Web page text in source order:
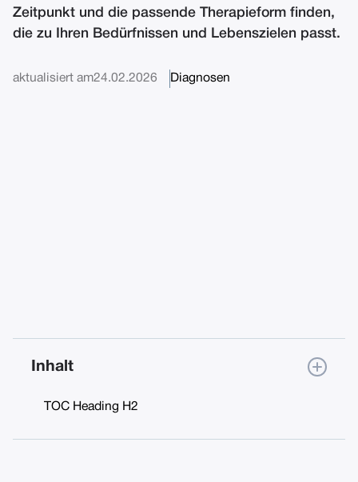
Zeitpunkt und die passende Therapieform finden,
die zu Ihren Bedürfnissen und Lebenszielen passt.​
aktualisiert am24.02.2026 Diagnosen
Inhalt
TOC Heading H2